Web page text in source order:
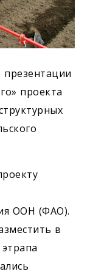
презентации
проекта
ООН (ФАО).
в